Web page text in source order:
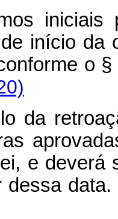
iniciais
início da
da
e
dessa